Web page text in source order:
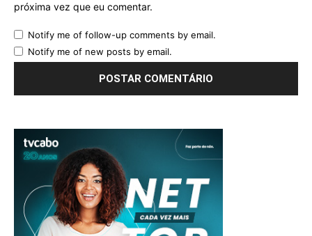
próxima vez que eu comentar.
Notify me of follow-up comments by email.
Notify me of new posts by email.